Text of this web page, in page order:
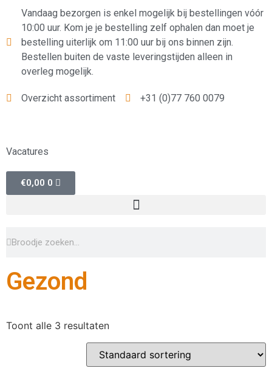
Vandaag bezorgen is enkel mogelijk bij bestellingen vóór
10:00 uur. Kom je je bestelling zelf ophalen dan moet je
bestelling uiterlijk om 11:00 uur bij ons binnen zijn.
Bestellen buiten de vaste leveringstijden alleen in
overleg mogelijk.
Overzicht assortiment +31 (0)77 760 0079
Vacatures
€0,00 0
Gezond
Toont alle 3 resultaten